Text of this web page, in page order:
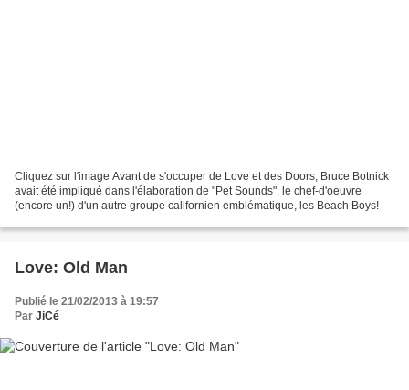
Cliquez sur l'image Avant de s'occuper de Love et des Doors, Bruce Botnick
avait été impliqué dans l'élaboration de "Pet Sounds", le chef-d'oeuvre
(encore un!) d'un autre groupe californien emblématique, les Beach Boys!
Love: Old Man
Publié le 21/02/2013 à 19:57
Par JiCé